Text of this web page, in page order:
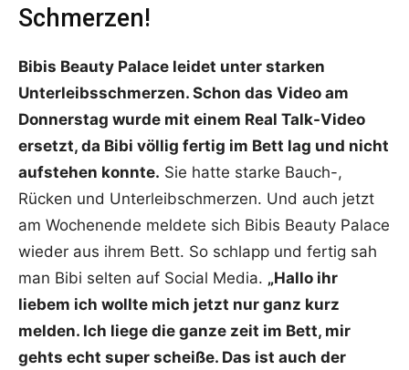
Schmerzen!
Bibis Beauty Palace leidet unter starken
Unterleibsschmerzen. Schon das Video am
Donnerstag wurde mit einem Real Talk-Video
ersetzt, da Bibi völlig fertig im Bett lag und nicht
aufstehen konnte. Sie hatte starke Bauch-,
Rücken und Unterleibschmerzen. Und auch jetzt
am Wochenende meldete sich Bibis Beauty Palace
wieder aus ihrem Bett. So schlapp und fertig sah
man Bibi selten auf Social Media. „Hallo ihr
liebem ich wollte mich jetzt nur ganz kurz
melden. Ich liege die ganze zeit im Bett, mir
gehts echt super scheiße. Das ist auch der